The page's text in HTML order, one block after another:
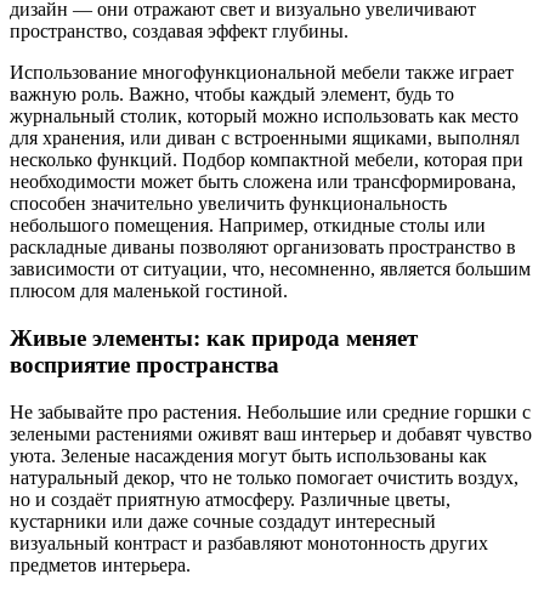
дизайн — они отражают свет и визуально увеличивают
пространство, создавая эффект глубины.
Использование многофункциональной мебели также играет
важную роль. Важно, чтобы каждый элемент, будь то
журнальный столик, который можно использовать как место
для хранения, или диван с встроенными ящиками, выполнял
несколько функций. Подбор компактной мебели, которая при
необходимости может быть сложена или трансформирована,
способен значительно увеличить функциональность
небольшого помещения. Например, откидные столы или
раскладные диваны позволяют организовать пространство в
зависимости от ситуации, что, несомненно, является большим
плюсом для маленькой гостиной.
Живые элементы: как природа меняет
восприятие пространства
Не забывайте про растения. Небольшие или средние горшки с
зелеными растениями оживят ваш интерьер и добавят чувство
уюта. Зеленые насаждения могут быть использованы как
натуральный декор, что не только помогает очистить воздух,
но и создаёт приятную атмосферу. Различные цветы,
кустарники или даже сочные создадут интересный
визуальный контраст и разбавляют монотонность других
предметов интерьера.